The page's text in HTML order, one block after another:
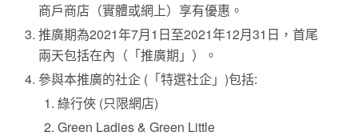
商戶商店（實體或網上）享有優惠。
推廣期為2021年7月1日至2021年12月31日，首尾
兩天包括在內（「推廣期」）。
參與本推廣的社企 (「特選社企」)包括:
綠行俠 (只限網店)
Green Ladies & Green Little